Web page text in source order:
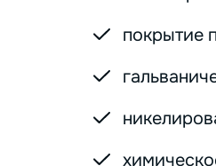
покрытие